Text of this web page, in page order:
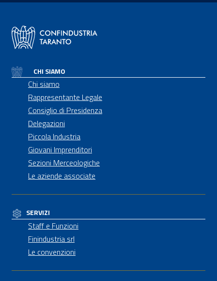
CHI SIAMO
Chi siamo
Rappresentante Legale
Consiglio di Presidenza
Delegazioni
Piccola Industria
Giovani Imprenditori
Sezioni Merceologiche
Le aziende associate
SERVIZI
Staff e Funzioni
Finindustria srl
Le convenzioni